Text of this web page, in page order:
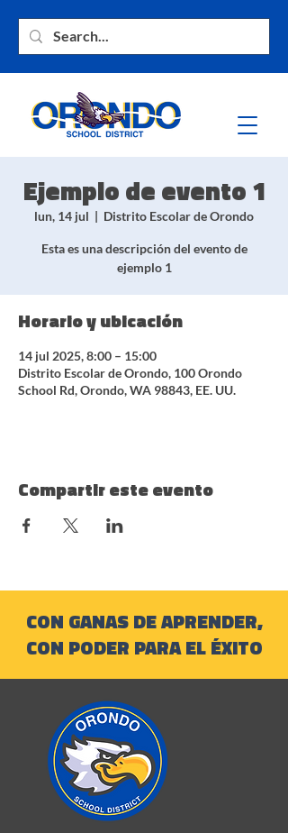
Ejemplo de evento 1
lun, 14 jul
  |
Distrito Escolar de Orondo
Esta es una descripción del evento de
ejemplo 1
Horario y ubicación
14 jul 2025, 8:00 – 15:00
Distrito Escolar de Orondo, 100 Orondo
School Rd, Orondo, WA 98843, EE. UU.
Compartir este evento
CON GANAS DE APRENDER,
CON PODER PARA EL ÉXITO